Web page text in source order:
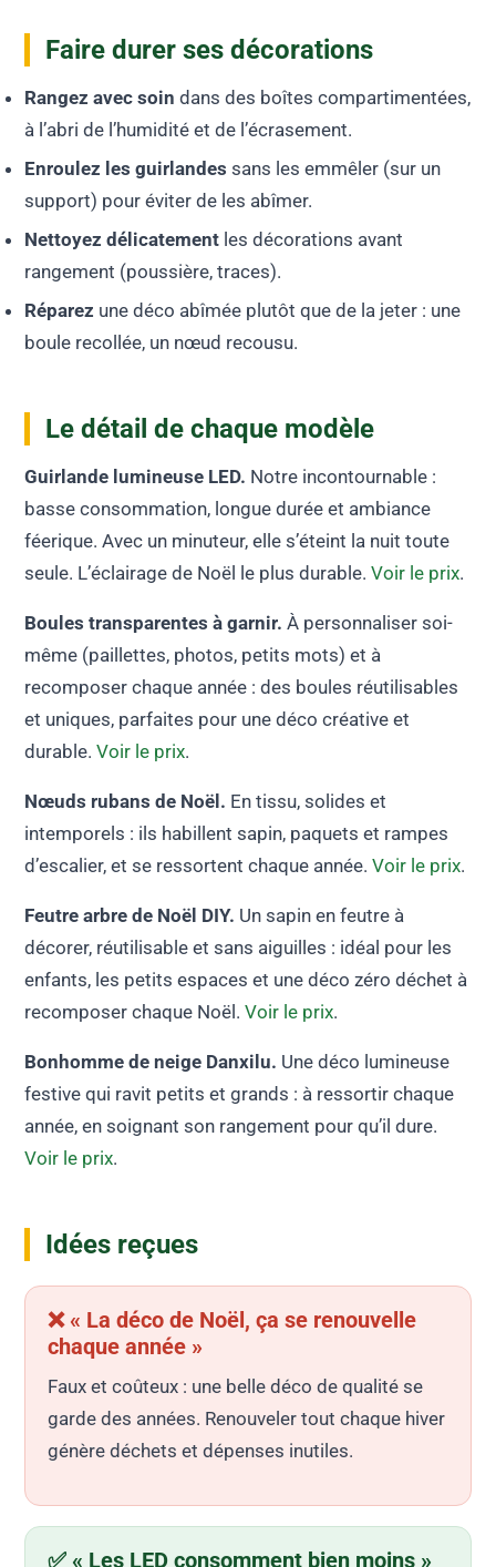
Faire durer ses décorations
Rangez avec soin dans des boîtes compartimentées,
à l’abri de l’humidité et de l’écrasement.
Enroulez les guirlandes sans les emmêler (sur un
support) pour éviter de les abîmer.
Nettoyez délicatement les décorations avant
rangement (poussière, traces).
Réparez une déco abîmée plutôt que de la jeter : une
boule recollée, un nœud recousu.
Le détail de chaque modèle
Guirlande lumineuse LED. Notre incontournable :
basse consommation, longue durée et ambiance
féerique. Avec un minuteur, elle s’éteint la nuit toute
seule. L’éclairage de Noël le plus durable.Voir le prix.
Boules transparentes à garnir. À personnaliser soi-
même (paillettes, photos, petits mots) et à
recomposer chaque année : des boules réutilisables
et uniques, parfaites pour une déco créative et
durable.Voir le prix.
Nœuds rubans de Noël. En tissu, solides et
intemporels : ils habillent sapin, paquets et rampes
d’escalier, et se ressortent chaque année.Voir le prix.
Feutre arbre de Noël DIY. Un sapin en feutre à
décorer, réutilisable et sans aiguilles : idéal pour les
enfants, les petits espaces et une déco zéro déchet à
recomposer chaque Noël.Voir le prix.
Bonhomme de neige Danxilu. Une déco lumineuse
festive qui ravit petits et grands : à ressortir chaque
année, en soignant son rangement pour qu’il dure.
Voir le prix.
Idées reçues
❌ « La déco de Noël, ça se renouvelle
chaque année »
Faux et coûteux : une belle déco de qualité se
garde des années. Renouveler tout chaque hiver
génère déchets et dépenses inutiles.
✅ « Les LED consomment bien moins »